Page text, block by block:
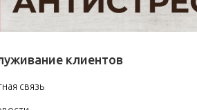
клиентов
связь